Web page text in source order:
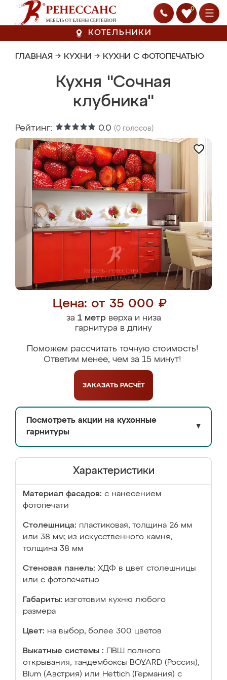
0
КОТЕЛЬНИКИ
ГЛАВНАЯ → КУХНИ → КУХНИ С ФОТОПЕЧАТЬЮ
Кухня "Сочная
клубника"
Рейтинг: 0.0 (0 голосов)
Цена: от 35 000 ₽
за 1 метрверха и низа
гарнитура в длину
Поможем рассчитать точную стоимость!
Ответим менее, чем за 15 минут!
ЗАКАЗАТЬ РАСЧЁТ
Посмотреть акции на кухонные
гарнитуры
▼
Характеристики
Материал фасадов: с нанесением
фотопечати
Столешница: пластиковая, толщина 26 мм
или 38 мм; из искусственного камня,
толщина 38 мм
Стеновая панель: ХДФ в цвет столешницы
или с фотопечатью
Габариты: изготовим кухню любого
размера
Цвет: на выбор, более 300 цветов
Выкатные системы :
ПВШ полного
открывания, тандембоксы BOYARD (Россия),
Blum (Австрия) или Hettich (Германия) с